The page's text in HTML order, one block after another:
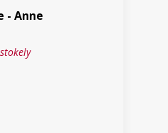
- Anne
stokely